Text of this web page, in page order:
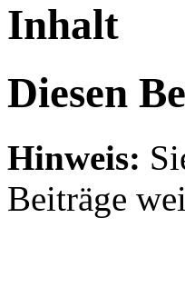
Inhalt
Diesen
Hinweis:
Beiträge